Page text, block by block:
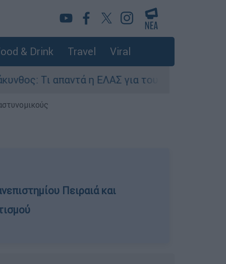
& Drink Travel Viral
η ΕΛΑΣ για τους 8 βιασμούς
Πειραιά και